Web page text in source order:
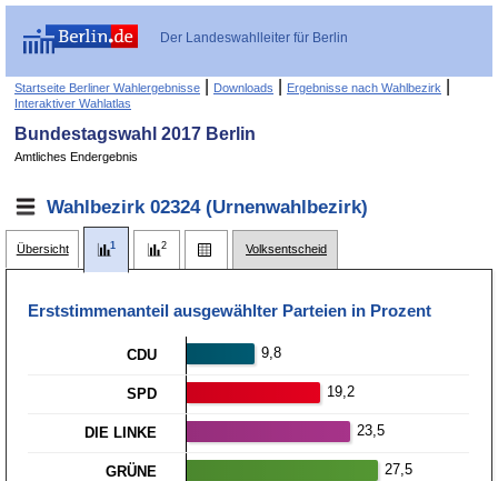
Der Landeswahlleiter für Berlin
Startseite Berliner Wahlergebnisse Downloads Ergebnisse nach Wahlbezirk
Interaktiver Wahlatlas
Bundestagswahl 2017 Berlin
Amtliches Endergebnis
Wahlbezirk 02324 (Urnenwahlbezirk)
Übersicht Volksentscheid
Erststimmen­anteil ausgewählter Parteien in Prozent
CDU 9,8
SPD 19,2
DIE LINKE 23,5
GRÜNE 27,5